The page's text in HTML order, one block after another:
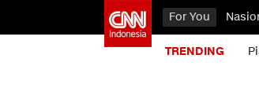
For You
TRENDING